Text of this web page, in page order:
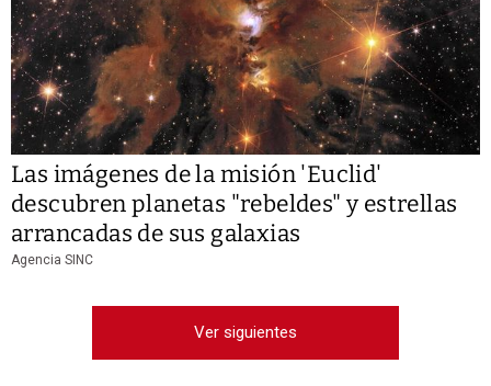
Las imágenes de la misión 'Euclid'
descubren planetas "rebeldes" y estrellas
arrancadas de sus galaxias
Agencia SINC
Ver siguientes